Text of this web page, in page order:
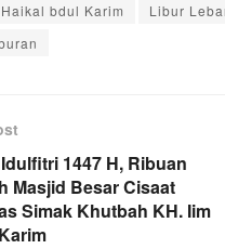
bdul Karim Libur
1447 H, Ribuan
Masjid Besar Cisaat
Simak Khutbah KH. Iim